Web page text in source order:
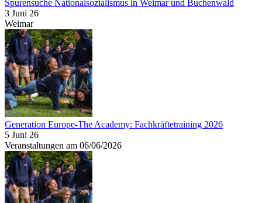
Spurensuche Nationalsozialismus in Weimar und Buchenwald
3 Juni 26
Weimar
Generation Europe-The Academy: Fachkräftetraining 2026
5 Juni 26
Veranstaltungen am 06/06/2026